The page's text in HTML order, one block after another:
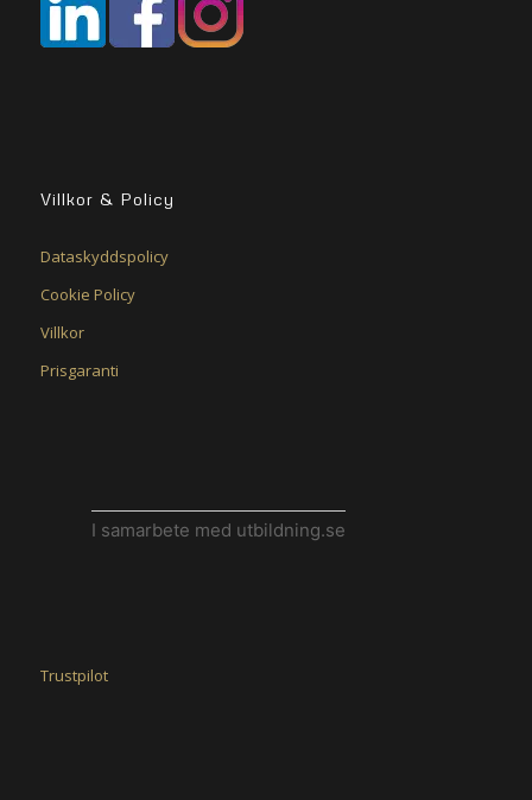
Villkor & Policy
Dataskyddspolicy
Cookie Policy
Villkor
Prisgaranti
I samarbete med utbildning.se
Trustpilot